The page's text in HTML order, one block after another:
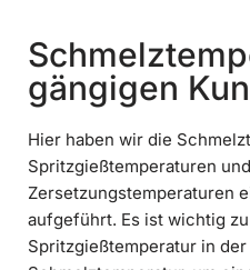
gängigen
Hier haben wir die
Spritzgießtemperaturen
Zersetzungstemperaturen
aufgeführt. Es ist wichtig
Spritzgießtemperatur in